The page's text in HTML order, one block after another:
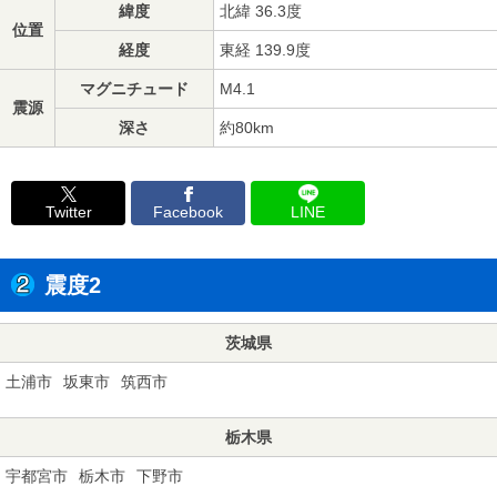
位置
緯度 北緯 36.3度
経度 東経 139.9度
震源
マグニチュード M4.1
深さ 約80km
Twitter Facebook LINE
震度2
茨城県
土浦市 坂東市 筑西市
栃木県
宇都宮市 栃木市 下野市